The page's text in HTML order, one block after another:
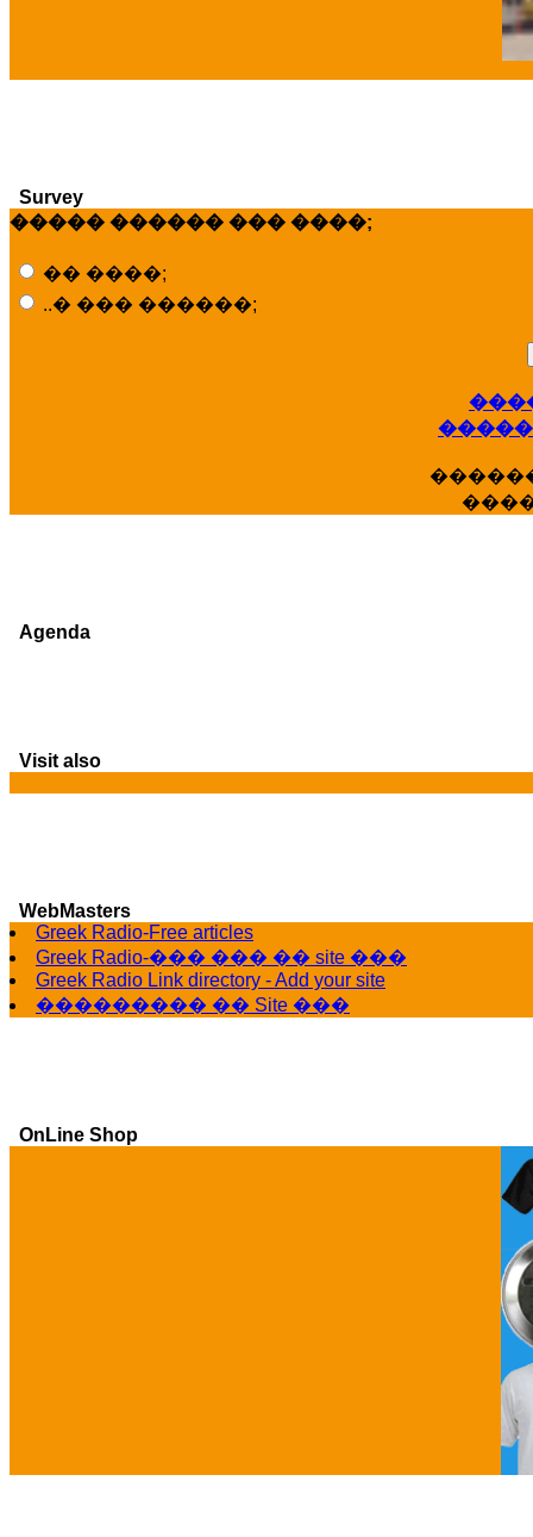
Survey
����� ������ ��� ����;
�� ����;
..� ��� ������;
Agenda
Visit also
WebMasters
Greek Radio-Free articles
Greek Radio-��� ��� �� site ���
Greek Radio Link directory - Add your site
��������� �� Site ���
OnLine Shop